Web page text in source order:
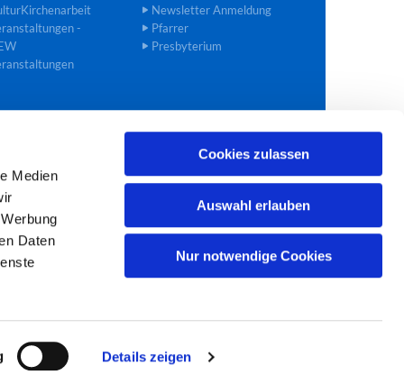
Medien
Daten
Details zeigen
Cookies zulassen
Auswahl erlauben
Nur notwendige Cookies
-
Newsletter Anmeldung
Pfarrer
Presbyterium
bedburg@ekir.de